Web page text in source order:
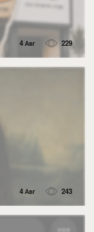
4 Авг 229
4 Авг 243